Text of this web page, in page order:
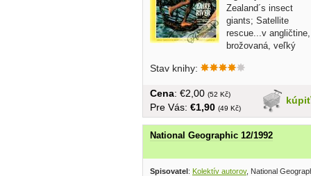
Zealand´s insect
giants; Satellite
rescue...v angličtine,
brožovaná, veľký
Stav knihy:
kúpiť
Cena: €2,00 (52 Kč)
Pre Vás: €1,90 (49 Kč)
National Geographic 12/1992
Spisovatel: Kolektív autorov, National